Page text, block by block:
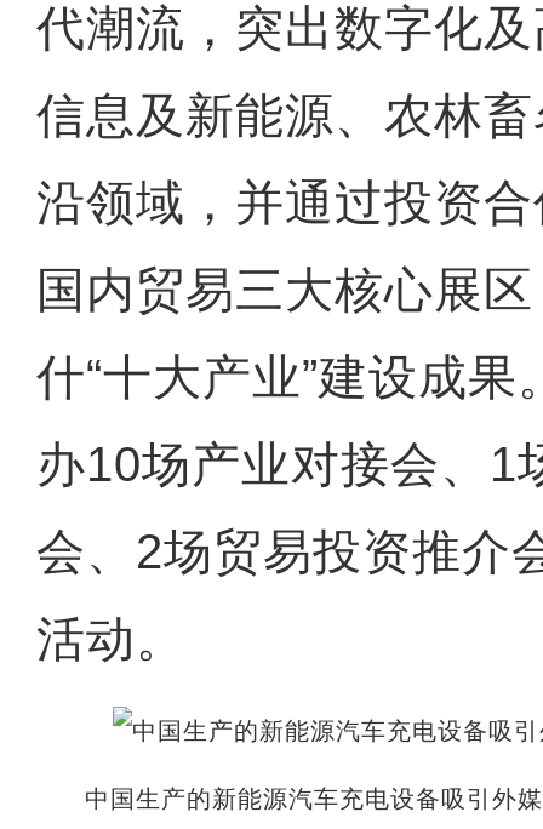
代潮流，突出数字化
信息及新能源、农林
沿领域，并通过投资
国内贸易三大核心展
什“十大产业”建设成
办10场产业对接会、1
会、2场贸易投资推介
活动。
中国生产的新能源汽车充电设备吸引外